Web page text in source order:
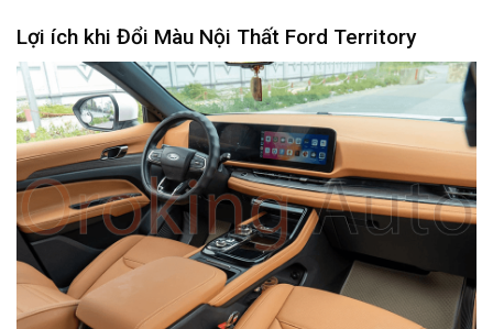
Lợi ích khi Đổi Màu Nội Thất Ford Territory